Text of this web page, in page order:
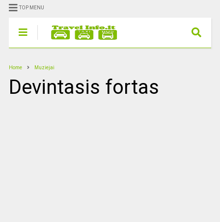
TOP MENU
Home Muziejai
Devintasis fortas